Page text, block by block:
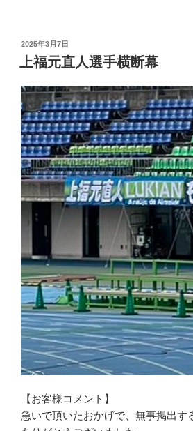
投
稿
日:
2025年3月7日
上福元直人選手横断幕
【お客様コメント】
急いで頂いたおかげで、無事掲出す